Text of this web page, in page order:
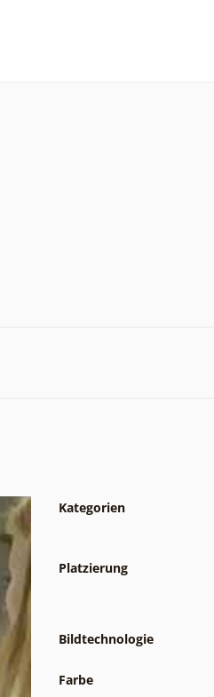
Kategorien
Platzierung
Bildtechnologie
Farbe